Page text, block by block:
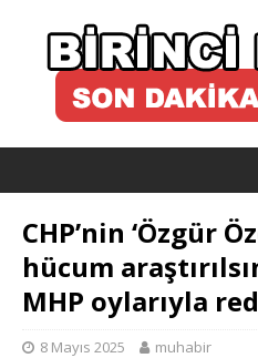
CHP’nin ‘Özgür
hücum
MHP oylarıyla
8 Mayıs 2025 muhabir